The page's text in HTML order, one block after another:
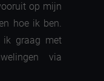
op mijn
hoe ik ben.
ik graag met
via